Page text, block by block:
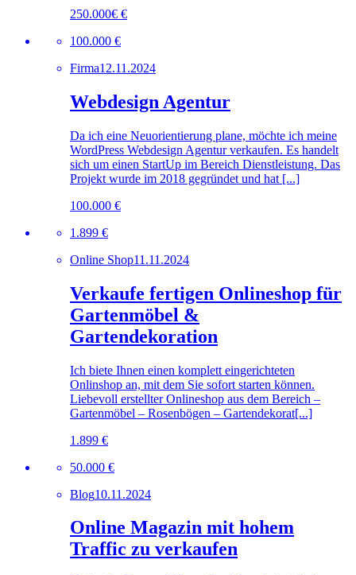
250.000€ €
100.000 €
Firma12.11.2024
Webdesign Agentur
Da ich eine Neuorientierung plane, möchte ich meine
WordPress Webdesign Agentur verkaufen. Es handelt
sich um einen StartUp im Bereich Dienstleistung. Das
Projekt wurde im 2018 gegründet und hat [...]
100.000 €
1.899 €
Online Shop11.11.2024
Verkaufe fertigen Onlineshop für
Gartenmöbel &
Gartendekoration
Ich biete Ihnen einen komplett eingerichteten
Onlinshop an, mit dem Sie sofort starten können.
Liebevoll erstellter Onlineshop aus dem Bereich –
Gartenmöbel – Rosenbögen – Gartendekorat[...]
1.899 €
50.000 €
Blog10.11.2024
Online Magazin mit hohem
Traffic zu verkaufen